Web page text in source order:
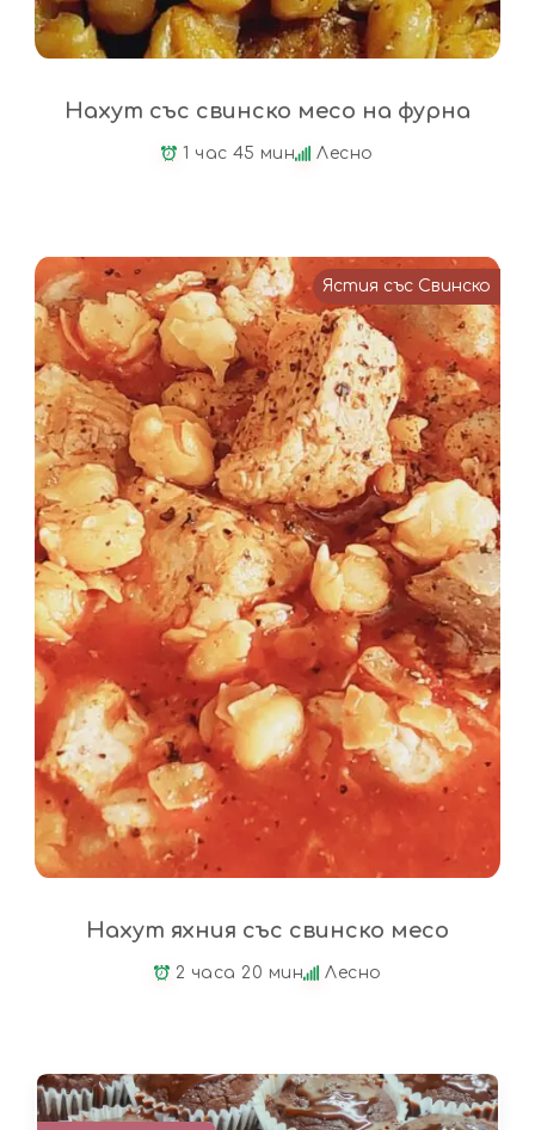
Нахут със свинско месо на фурна
1 час 45 мин Лесно
Ястия със Свинско
Нахут яхния със свинско месо
2 часа 20 мин Лесно